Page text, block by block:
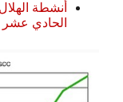
أنشطة
الحادي عشر 18/6/2020م